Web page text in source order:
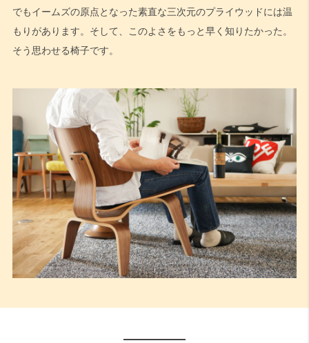
でもイームズの原点となった素直な三次元のプライウッドには温
もりがあります。そして、このよさをもっと早く知りたかった。
そう思わせる椅子です。